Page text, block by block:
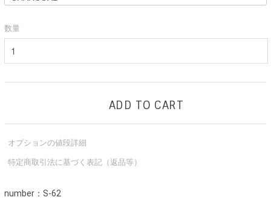
数量
ADD TO CART
オプションの値段詳細
特定商取引法に基づく表記（返品等）
number：S-62